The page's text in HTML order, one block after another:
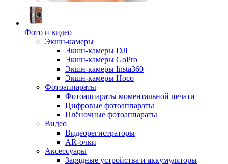
Фото и видео
Экшн-камеры
Экшн-камеры DJI
Экшн-камеры GoPro
Экшн-камеры Insta360
Экшн-камеры Hoco
Фотоаппараты
Фотоаппараты моментальной печати
Цифровые фотоаппараты
Плёночные фотоаппараты
Видео
Видеорегистраторы
AR-очки
Аксессуары
Зарядные устройства и аккумуляторы